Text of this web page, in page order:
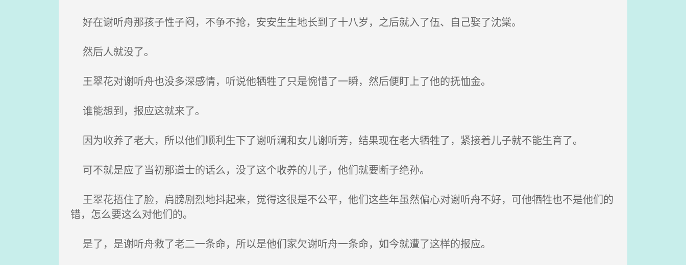
好在谢听舟那孩子性子闷，不争不抢，安安生生地长到了十八岁，之后就入了伍、自己娶了沈棠。
然后人就没了。
王翠花对谢听舟也没多深感情，听说他牺牲了只是惋惜了一瞬，然后便盯上了他的抚恤金。
谁能想到，报应这就来了。
因为收养了老大，所以他们顺利生下了谢听澜和女儿谢听芳，结果现在老大牺牲了，紧接着儿子就不能生育了。
可不就是应了当初那道士的话么，没了这个收养的儿子，他们就要断子绝孙。
王翠花捂住了脸，肩膀剧烈地抖起来，觉得这很是不公平，他们这些年虽然偏心对谢听舟不好，可他牺牲也不是他们的
错，怎么要这么对他们的。
是了，是谢听舟救了老二一条命，所以是他们家欠谢听舟一条命，如今就遭了这样的报应。